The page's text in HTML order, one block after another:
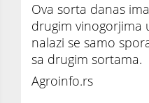
Ova sorta danas
drugim vinogorjima
nalazi se samo
sa drugim sortama.
Agroinfo.rs